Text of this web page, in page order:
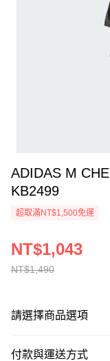
ADIDAS M
KB2499
超取滿NT$1,500免運
NT$1,490
NT$1,043
請選擇商品選項
付款與運送方式